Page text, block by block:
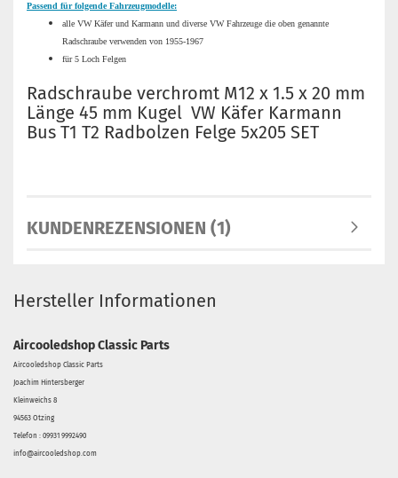
Passend für folgende Fahrzeugmodelle:
alle VW Käfer und Karmann und diverse VW Fahrzeuge die oben genannte
Radschraube verwenden von 1955-1967
für 5 Loch Felgen
Radschraube verchromt M12 x 1.5 x 20 mm
Länge 45 mm Kugel VW Käfer Karmann
Bus T1 T2 Radbolzen Felge 5x205 SET
KUNDENREZENSIONEN (1)
Hersteller Informationen
Aircooledshop Classic Parts
Aircooledshop Classic Parts
Joachim Hintersberger
Kleinweichs 8
94563 Otzing
Telefon : 09931 9992490
info@aircooledshop.com